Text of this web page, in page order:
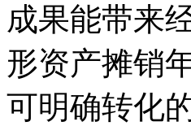
成果能带来
形资产摊销
可明确转化